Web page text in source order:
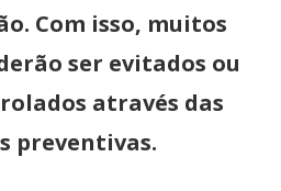
Com isso, muitos
ser evitados ou
através das
preventivas.